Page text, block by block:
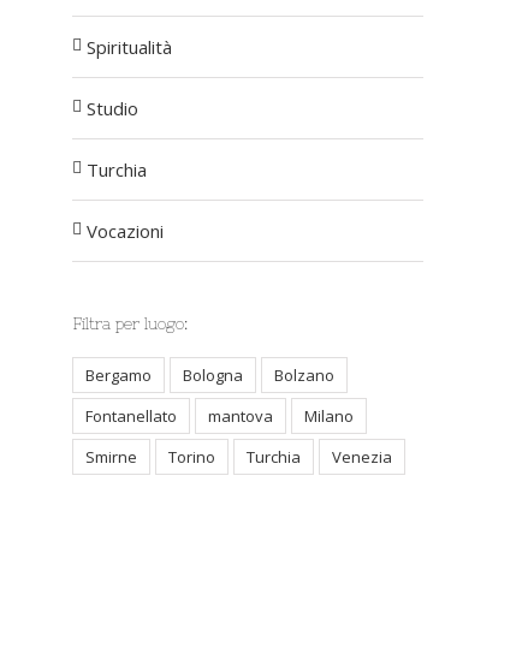
Spiritualità
Studio
Turchia
Vocazioni
Filtra per luogo:
Bergamo Bologna
Bolzano
Fontanellato
mantova
Milano
Smirne
Torino Turchia Venezia